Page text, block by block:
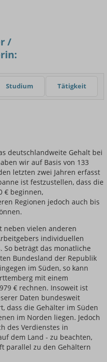
Einsteiger
/
Studium Tätigkeit
deutschlandweite Gehalt bei
wir auf Basis von 133
letzten zwei Jahren erfasst
ist festzustellen, dass die
€ beginnen,
Regionen jedoch auch bis
neben vielen anderen
individuellen
So beträgt das monatliche
Bundesland der Republik
im Süden, so kann
mit einem
€ rechnen. Insoweit ist
Daten bundesweit
dass die Gehälter im Süden
im Norden liegen. Jedoch
des Verdienstes in
dem Land - zu beachten,
parallel zu den Gehältern